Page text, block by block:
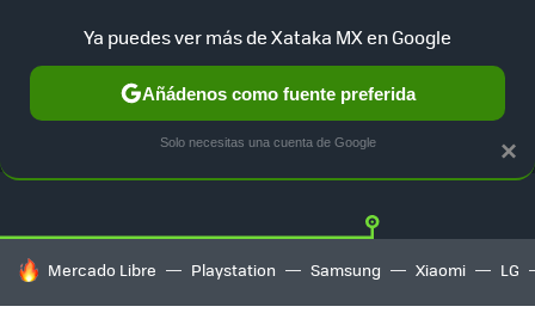
GUÍA DE COMPRAS MERCADO LIBRE
HOY SE HABLA DE
Mercado Libre Playstation Samsung Xiaomi LG
×
Ya puedes ver más de Xataka MX en Google
Añádenos como fuente preferida
Solo necesitas una cuenta de Google